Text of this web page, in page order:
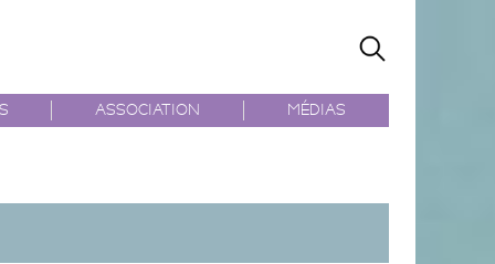
ASSOCIATION MÉDIAS